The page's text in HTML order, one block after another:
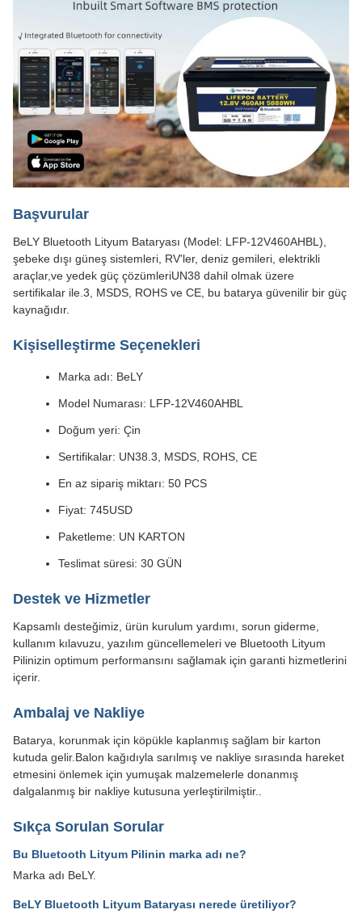
Başvurular
BeLY Bluetooth Lityum Bataryası (Model: LFP-12V460AHBL),
şebeke dışı güneş sistemleri, RV'ler, deniz gemileri, elektrikli
araçlar,ve yedek güç çözümleriUN38 dahil olmak üzere
sertifikalar ile.3, MSDS, ROHS ve CE, bu batarya güvenilir bir güç
kaynağıdır.
Kişiselleştirme Seçenekleri
Marka adı: BeLY
Model Numarası: LFP-12V460AHBL
Doğum yeri: Çin
Sertifikalar: UN38.3, MSDS, ROHS, CE
En az sipariş miktarı: 50 PCS
Fiyat: 745USD
Paketleme: UN KARTON
Teslimat süresi: 30 GÜN
Destek ve Hizmetler
Kapsamlı desteğimiz, ürün kurulum yardımı, sorun giderme,
kullanım kılavuzu, yazılım güncellemeleri ve Bluetooth Lityum
Pilinizin optimum performansını sağlamak için garanti hizmetlerini
içerir.
Ambalaj ve Nakliye
Batarya, korunmak için köpükle kaplanmış sağlam bir karton
kutuda gelir.Balon kağıdıyla sarılmış ve nakliye sırasında hareket
etmesini önlemek için yumuşak malzemelerle donanmış
dalgalanmış bir nakliye kutusuna yerleştirilmiştir..
Sıkça Sorulan Sorular
Bu Bluetooth Lityum Pilinin marka adı ne?
Marka adı BeLY.
BeLY Bluetooth Lityum Bataryası nerede üretiliyor?